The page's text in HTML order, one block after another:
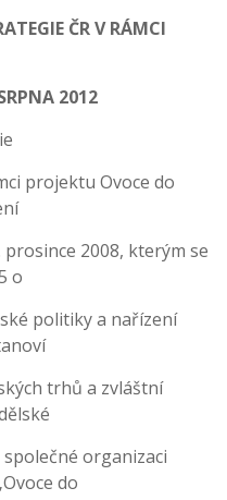
ČR V RÁMCI
2012
projektu Ovoce do
prosince 2008, kterým se
o
politiky a nařízení
trhů a zvláštní
organizaci
do